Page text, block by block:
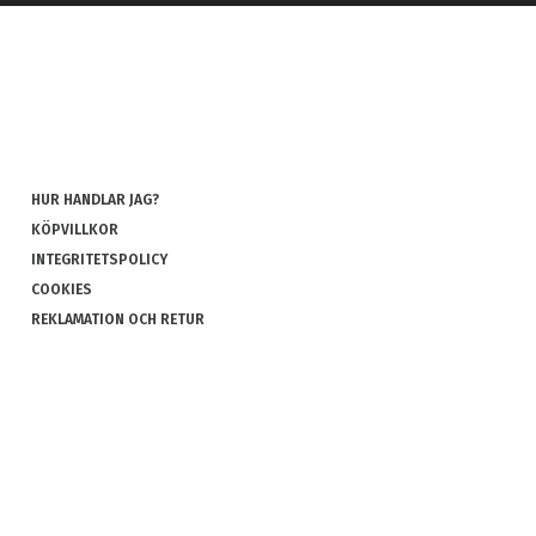
HUR HANDLAR JAG?
KÖPVILLKOR
INTEGRITETSPOLICY
COOKIES
REKLAMATION OCH RETUR